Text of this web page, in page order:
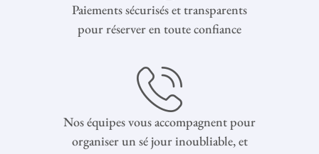
Paiements sécurisés et transparents
pour réserver en toute confiance
Nos équipes vous accompagnent pour
organiser un sé jour inoubliable, et